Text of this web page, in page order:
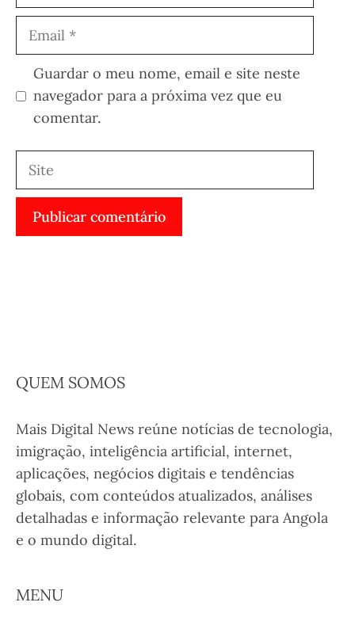
Email
Guardar o meu nome, email e site neste
navegador para a próxima vez que eu
comentar.
Site
QUEM SOMOS
Mais Digital News reúne notícias de tecnologia,
imigração, inteligência artificial, internet,
aplicações, negócios digitais e tendências
globais, com conteúdos atualizados, análises
detalhadas e informação relevante para Angola
e o mundo digital.
MENU